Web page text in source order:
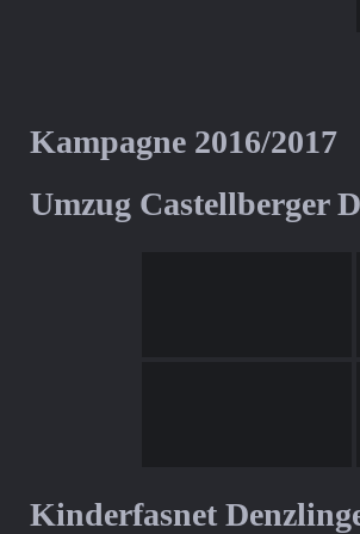
Kampagne 2016/2017
Umzug Castellberger
Kinderfasnet